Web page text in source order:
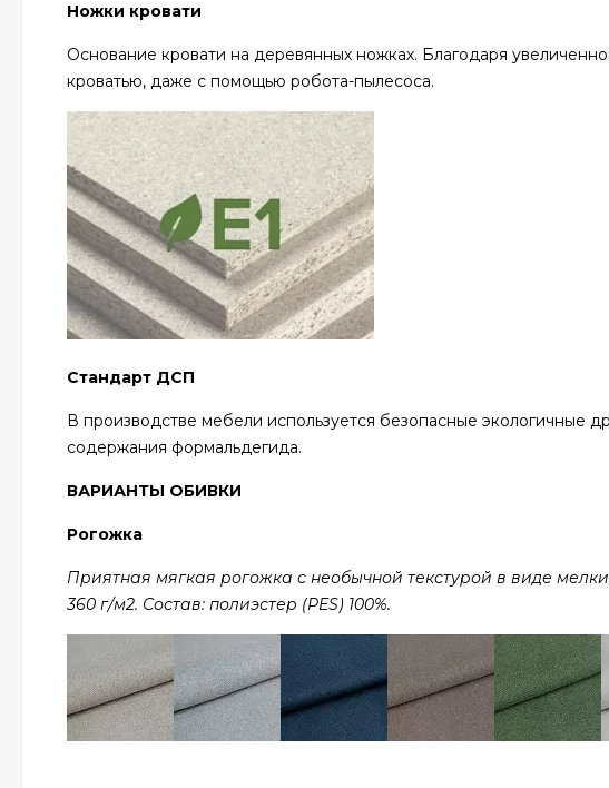
Ножки кровати
Основание кровати на деревянных ножках. Благодаря
кроватью, даже с помощью робота-пылесоса.
Стандарт ДСП
В производстве мебели используется безопасные экологичные
содержания формальдегида.
ВАРИАНТЫ ОБИВКИ
Рогожка
Приятная мягкая рогожка с необычной текстурой в виде
360 г/м2. Состав: полиэстер (PES) 100%.